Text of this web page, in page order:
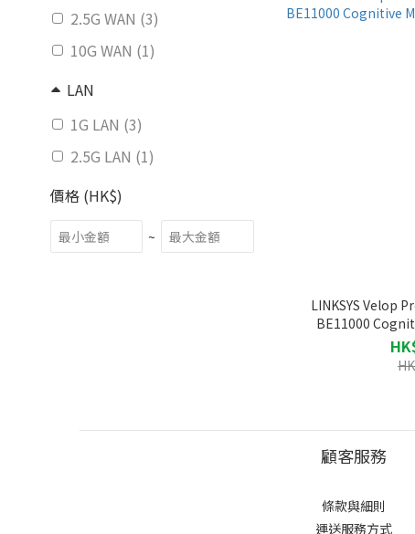
2.5G WAN (3)
10G WAN (1)
LAN
1G LAN (3)
2.5G LAN (1)
價格 (HK$)
~
LINKSYS Velop
BE11000
顧客服務
條款與細則
運送服務方式